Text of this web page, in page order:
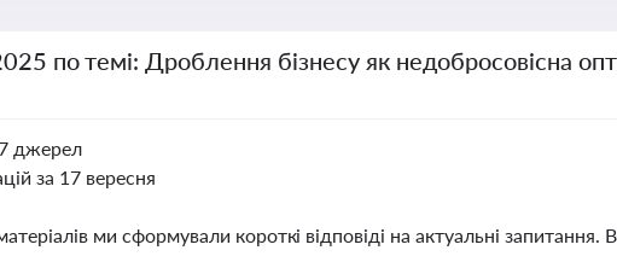
по темі: Дроблення бізнесу як недобросовісна
джерел
за 17 вересня
ми сформували короткі відповіді на актуальні запитання.